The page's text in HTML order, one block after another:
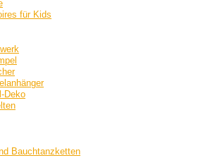
für Kids
Deko
Bauch­tanzketten